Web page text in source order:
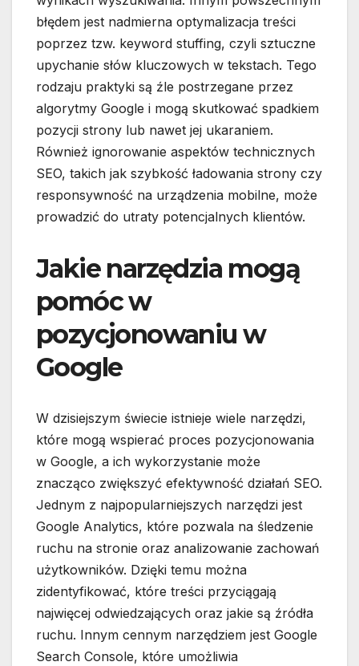
błędem jest nadmierna optymalizacja treści
poprzez tzw. keyword stuffing, czyli sztuczne
upychanie słów kluczowych w tekstach. Tego
rodzaju praktyki są źle postrzegane przez
algorytmy Google i mogą skutkować spadkiem
pozycji strony lub nawet jej ukaraniem.
Również ignorowanie aspektów technicznych
SEO, takich jak szybkość ładowania strony czy
responsywność na urządzenia mobilne, może
prowadzić do utraty potencjalnych klientów.
Jakie narzędzia mogą
pomóc w
pozycjonowaniu w
Google
W dzisiejszym świecie istnieje wiele narzędzi,
które mogą wspierać proces pozycjonowania
w Google, a ich wykorzystanie może
znacząco zwiększyć efektywność działań SEO.
Jednym z najpopularniejszych narzędzi jest
Google Analytics, które pozwala na śledzenie
ruchu na stronie oraz analizowanie zachowań
użytkowników. Dzięki temu można
zidentyfikować, które treści przyciągają
najwięcej odwiedzających oraz jakie są źródła
ruchu. Innym cennym narzędziem jest Google
Search Console, które umożliwia